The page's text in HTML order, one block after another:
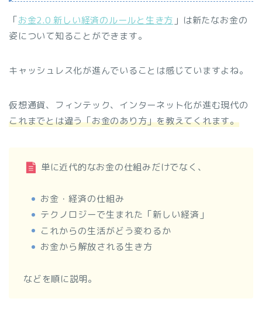
「お金2.0 新しい経済のルールと生き方 」は新たなお金の
姿について知ることができます。
キャッシュレス化が進んでいることは感じていますよね。
仮想通貨、フィンテック、インターネット化が進む現代の
これまでとは違う「お金のあり方」を教えてくれます。
単に近代的なお金の仕組みだけでなく、
お金・経済の仕組み
テクノロジーで生まれた「新しい経済」
これからの生活がどう変わるか
お金から解放される生き方
などを順に説明。